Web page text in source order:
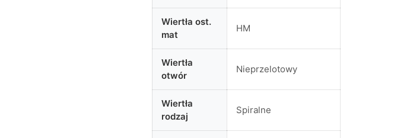
Wiertła ost.
mat
HM
Wiertła
otwór
Nieprzelotowy
Wiertła
rodzaj
Spiralne